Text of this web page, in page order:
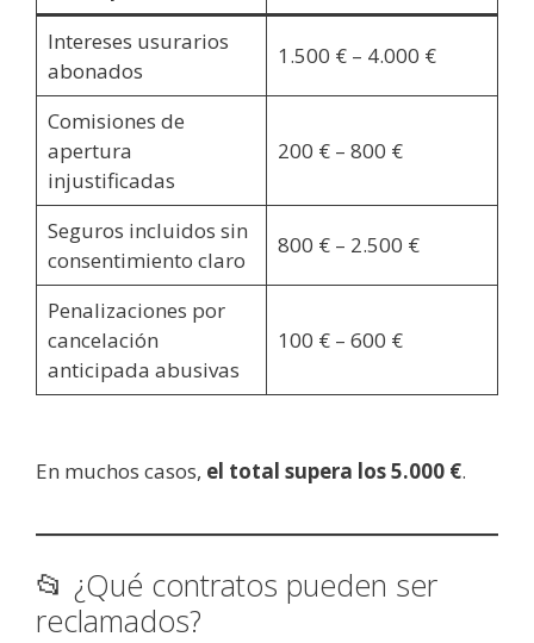
Intereses usurarios
abonados
1.500 € – 4.000 €
Comisiones de
apertura
injustificadas
200 € – 800 €
Seguros incluidos sin
consentimiento claro
800 € – 2.500 €
Penalizaciones por
cancelación
anticipada abusivas
100 € – 600 €
En muchos casos, el total supera los 5.000 €.
📂 ¿Qué contratos pueden ser
reclamados?